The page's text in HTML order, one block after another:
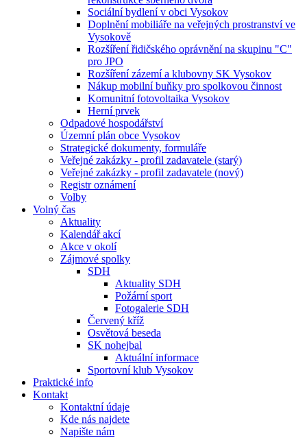
Sociální bydlení v obci Vysokov
Doplnění mobiliáře na veřejných prostranství ve
Vysokově
Rozšíření řidičského oprávnění na skupinu "C"
pro JPO
Rozšíření zázemí a klubovny SK Vysokov
Nákup mobilní buňky pro spolkovou činnost
Komunitní fotovoltaika Vysokov
Herní prvek
Odpadové hospodářství
Územní plán obce Vysokov
Strategické dokumenty, formuláře
Veřejné zakázky - profil zadavatele (starý)
Veřejné zakázky - profil zadavatele (nový)
Registr oznámení
Volby
Volný čas
Aktuality
Kalendář akcí
Akce v okolí
Zájmové spolky
SDH
Aktuality SDH
Požární sport
Fotogalerie SDH
Červený kříž
Osvětová beseda
SK nohejbal
Aktuální informace
Sportovní klub Vysokov
Praktické info
Kontakt
Kontaktní údaje
Kde nás najdete
Napište nám